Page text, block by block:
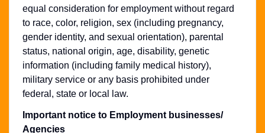
equal consideration for employment without regard
to race, color, religion, sex (including pregnancy,
gender identity, and sexual orientation), parental
status, national origin, age, disability, genetic
information (including family medical history),
military service or any basis prohibited under
federal, state or local law.
Important notice to Employment businesses/
Agencies